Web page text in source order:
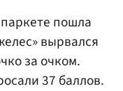
пошла
вырвался
за очком.
37 баллов.